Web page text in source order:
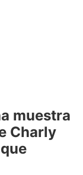
muestra
Charly